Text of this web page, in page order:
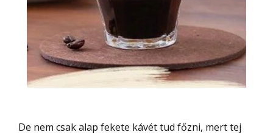
De nem csak alap fekete kávét tud főzni, mert tej